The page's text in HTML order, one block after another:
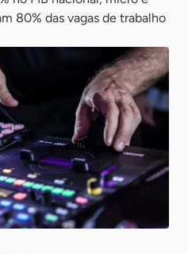
80% das vagas de trabalho